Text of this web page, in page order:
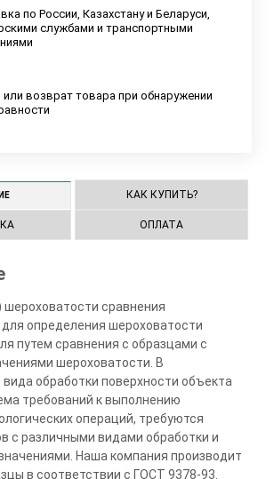
по России, Казахстану и Беларуси,
службами и транспортными
возврат товара при обнаружении
КАК КУПИТЬ?
ОПЛАТА
сравнения
определения шероховатости
путем сравнения с образцами с
шероховатости. В
обработки поверхности объекта
требований к выполнению
операций, требуются
с различными видами обработки и
Наша компания производит
в соответствии с ГОСТ 9378-93.